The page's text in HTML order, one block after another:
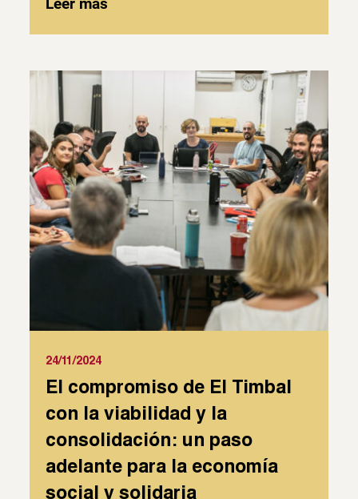
Leer más
24/11/2024
El compromiso de El Timbal
con la viabilidad y la
consolidación: un paso
adelante para la economía
social y solidaria